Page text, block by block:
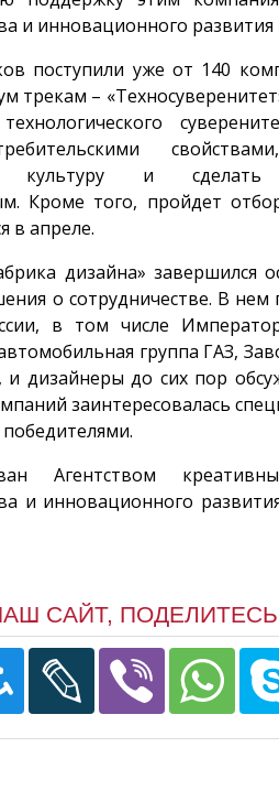
и инновационного
поступили уже от 140
трекам –
культуру и
Кроме того, пройдет
в апреле.
дизайна» завершился
о сотрудничестве. В
в том числе
группа ГАЗ,
и дизайнеры до сих пор
заинтересовалась
Агентством
и инновационного
САЙТ,